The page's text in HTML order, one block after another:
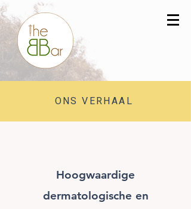
ONS VERHAAL
Hoogwaardige
dermatologische en